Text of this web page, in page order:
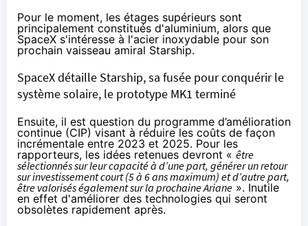
Pour le moment, les étages supérieurs sont
principalement constitués d'aluminium, alors que
SpaceX s'intéresse à l'acier inoxydable pour son
prochain vaisseau amiral Starship.
SpaceX détaille Starship, sa fusée pour conquérir le
système solaire, le prototype MK1 terminé
Ensuite, il est question du programme d’amélioration
continue (CIP) visant à réduire les coûts de façon
incrémentale entre 2023 et 2025. Pour les
rapporteurs, les idées retenues devront « être
sélectionnés sur leur capacité à d’une part, générer un retour
sur investissement court (5 à 6 ans maximum) et d’autre part,
être valorisés également sur la prochaine Ariane ». Inutile
en effet d'améliorer des technologies qui seront
obsolètes rapidement après.